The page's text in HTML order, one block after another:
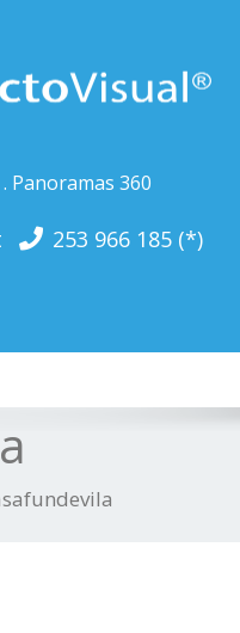
Panoramas 360
253 966 185 (*)